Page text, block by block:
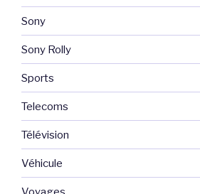
Sony
Sony Rolly
Sports
Telecoms
Télévision
Véhicule